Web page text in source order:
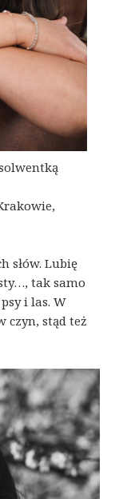
słów. Lubię
tak samo
i las. W
czyn, stąd też